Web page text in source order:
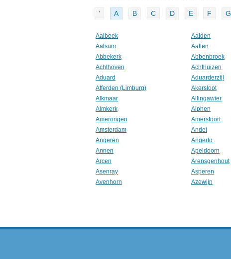
' A B C D E F G
Aalbeek Aalden
Aalsum
Aalten
Abbekerk
Abbenbroek
Achthoven
Achthuizen
Aduard
Aduarderzijl
Afferden (Limburg)
Akersloot
Alkmaar
Allingawier
Almkerk
Alphen
Amerongen
Amersfoort
Amsterdam
Andel
Angeren
Angerlo
Annen
Apeldoorn
Arcen
Arensgenhout
Asenray
Asperen
Avenhorn
Azewijn